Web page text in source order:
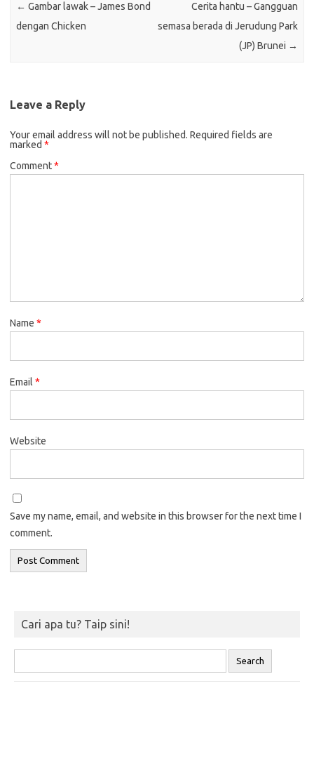
← Gambar lawak – James Bond
dengan Chicken
Cerita hantu – Gangguan
semasa berada di Jerudung Park
(JP) Brunei →
Leave a Reply
Your email address will not be published. Required fields are
marked *
Comment*
Name *
Email *
Website
Save my name, email, and website in this browser for the next time I
comment.
Cari apa tu? Taip sini!